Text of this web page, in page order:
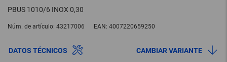
PBUS 1010/6 INOX 0,30
Núm. de artículo: 43217006 EAN: 4007220659250
DATOS TÉCNICOS CAMBIAR VARIANTE